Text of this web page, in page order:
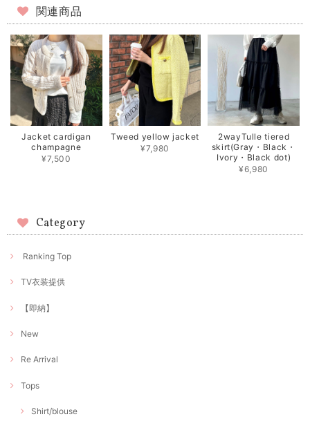
関連商品
Jacket cardigan
champagne
¥7,500
Tweed yellow jacket
¥7,980
2wayTulle tiered
skirt(Gray・Black・
Ivory・Black dot)
¥6,980
Category
Ranking Top
TV衣装提供
【即納】
New
Re Arrival
Tops
Shirt/blouse